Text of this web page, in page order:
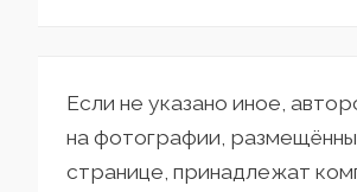
Если не указано иное,
на фотографии,
странице, принадлежат